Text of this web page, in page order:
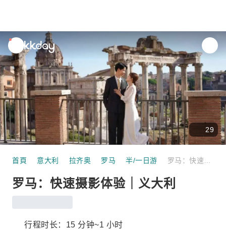
unread
notifications
29
首頁 意大利 拉齐奥 罗马 半/一日游
罗马：快速摄影体验｜义大利
行程时长：15 分钟~1 小时